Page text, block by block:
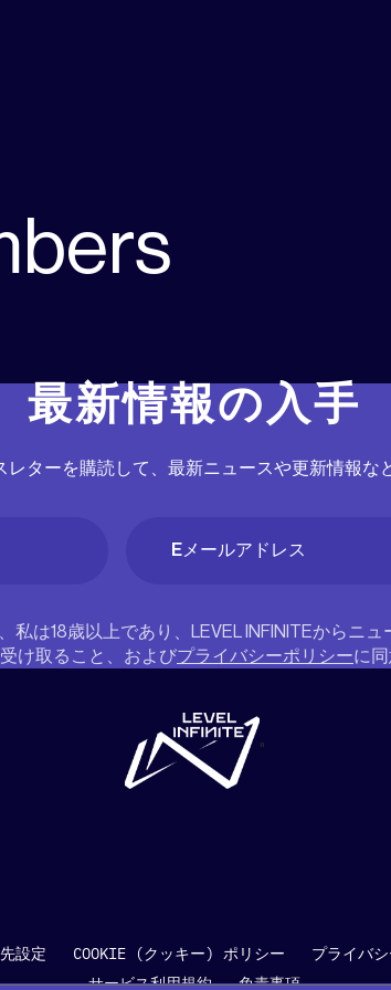
最新情報の入手
レターを購読して、最新ニュースや更新情報な
私は18歳以上であり、LEVEL INFINITEからニ
け取ること、およびプライバシーポリシーに同
"
設定 COOKIE (クッキー) ポリシー
プライバ
サービス利用規約
免責事項